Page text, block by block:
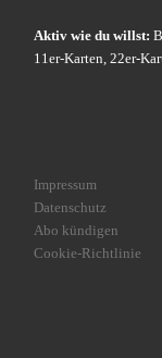
Aktiv wie du willst:
11er-Karten, 22er-
Impressum
Datenschutz
Abo kündigen
Cookie-Richtlinie